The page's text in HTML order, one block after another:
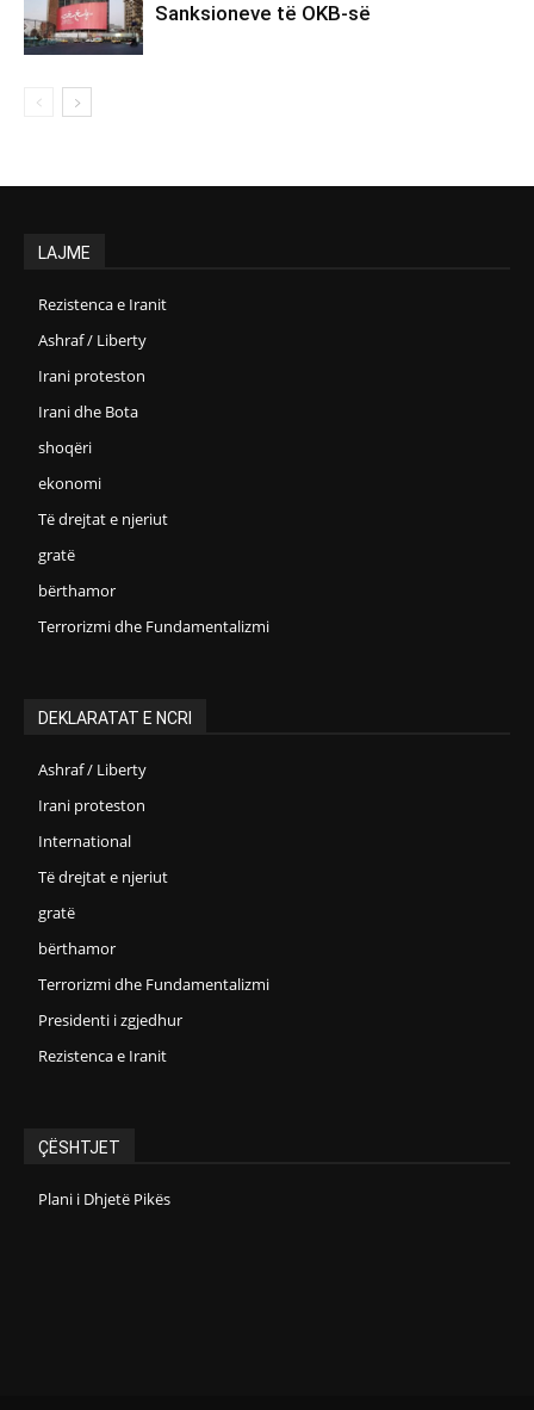
Sanksioneve të OKB-së
LAJME
Rezistenca e Iranit
Ashraf / Liberty
Irani proteston
Irani dhe Bota
shoqëri
ekonomi
Të drejtat e njeriut
gratë
bërthamor
Terrorizmi dhe Fundamentalizmi
DEKLARATAT E NCRI
Ashraf / Liberty
Irani proteston
International
Të drejtat e njeriut
gratë
bërthamor
Terrorizmi dhe Fundamentalizmi
Presidenti i zgjedhur
Rezistenca e Iranit
ÇËSHTJET
Plani i Dhjetë Pikës